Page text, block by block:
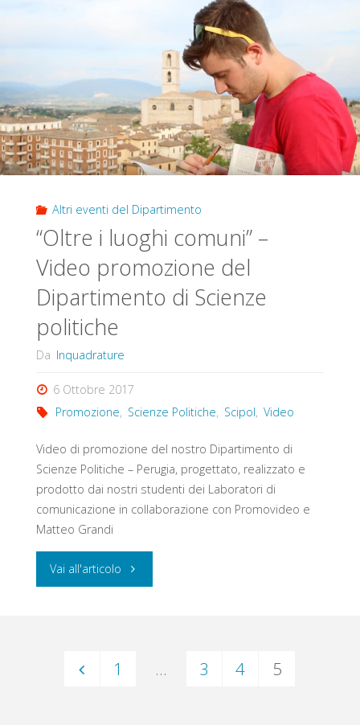
di
cura"
Altri eventi del Dipartimento
“Oltre i luoghi comuni” –
Video promozione del
Dipartimento di Scienze
politiche
Da Inquadrature
6 Ottobre 2017
Promozione, Scienze Politiche, Scipol, Video
Video di promozione del nostro Dipartimento di
Scienze Politiche – Perugia, progettato, realizzato e
prodotto dai nostri studenti dei Laboratori di
comunicazione in collaborazione con Promovideo e
Matteo Grandi
Vai all'articolo "“Oltre
comuni”
1 … 3 4 5